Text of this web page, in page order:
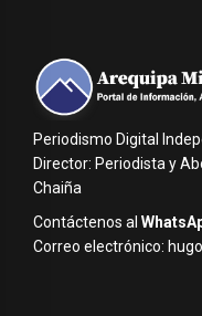
Periodismo Digital
Director: Periodista y
Chaiña
Contáctenos al
Correo electrónico: